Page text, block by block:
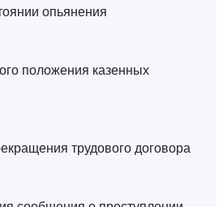
опьянения
положения казенных
трудового договора